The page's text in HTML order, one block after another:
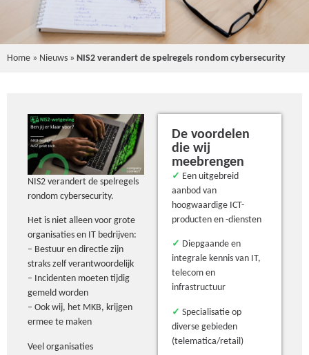
Home » Nieuws » NIS2 verandert de spelregels rondom cybersecurity
NIS2 verandert de spelregels
rondom cybersecurity.
Het is niet alleen voor grote
organisaties en IT bedrijven:
– Bestuur en directie zijn
straks zelf verantwoordelijk
– Incidenten moeten tijdig
gemeld worden
– Ook wij, het MKB, krijgen
ermee te maken
Veel organisaties
De voordelen
die wij
meebrengen
✓ Een uitgebreid
aanbod van
hoogwaardige ICT-
producten en -diensten
✓ Diepgaande en
integrale kennis van IT,
telecom en
infrastructuur
✓ Specialisatie op
diverse gebieden
(telematica/retail)